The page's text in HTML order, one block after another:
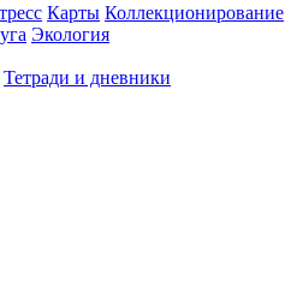
Карты Коллекционирование
Экология
Тетради и дневники